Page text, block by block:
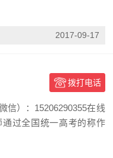
2017-09-17
拨打电话
信）：15206290355在线
通过全国统一高考的称作